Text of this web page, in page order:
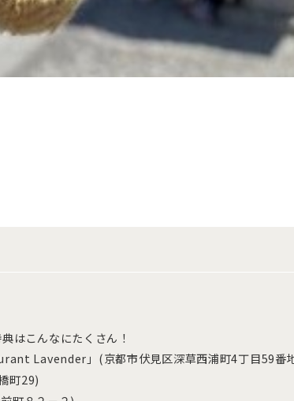
はこんなにたくさん！
Lavender」(京都市伏見区深草西浦町4丁目59番
町29)